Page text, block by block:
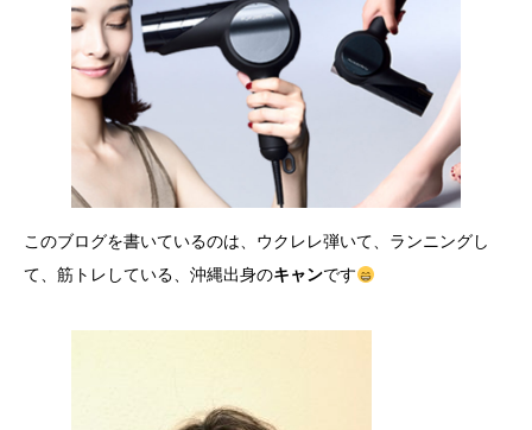
このブログを書いているのは、ウクレレ弾いて、ランニングし
て、筋トレしている、沖縄出身のキャンです